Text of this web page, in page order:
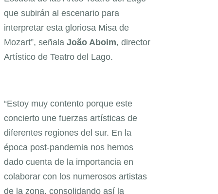
que subirán al escenario para
interpretar esta gloriosa Misa de
Mozart”, señala João Aboim, director
Artístico de Teatro del Lago.
“Estoy muy contento porque este
concierto une fuerzas artísticas de
diferentes regiones del sur. En la
época post-pandemia nos hemos
dado cuenta de la importancia en
colaborar con los numerosos artistas
de la zona, consolidando así la